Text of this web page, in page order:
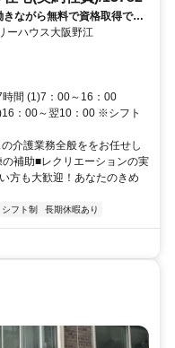
ながら無料で資格取得でき
した研修制度であなたのキ
ーハウス大阪野江
間 (1)7：00～16：00
：00～翌10：00 ※シフト
介護業務全般ををお任せし
補助■レクリエーションの実
方も大歓迎！あなたのきめ
シフト制 長期休暇あり